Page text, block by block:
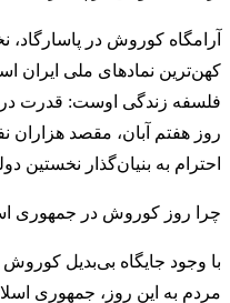
آرامگاه کوروش در
کهن‌ترین نمادهای ملی ایران
فلسفه زندگی اوست: قدرت در
روز هفتم آبان، مقصد هزاران
احترام به بنیان‌گذار نخستین
چرا روز کوروش در جمهوری
با وجود جایگاه بی‌بدیل کوروش
مردم به این روز، جمهوری